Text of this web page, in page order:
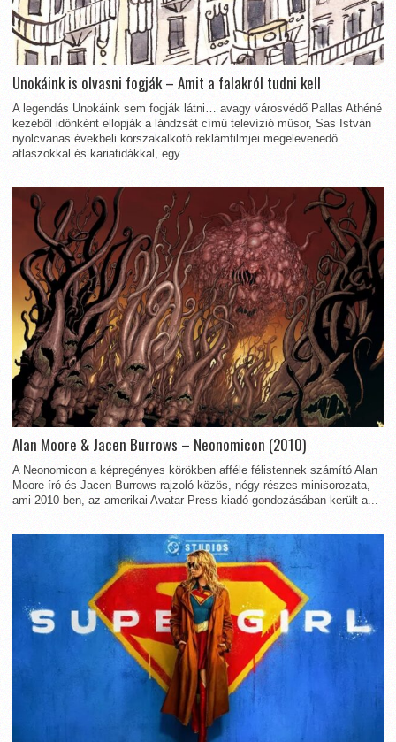
Unokáink is olvasni fogják – Amit a falakról tudni kell
A legendás Unokáink sem fogják látni… avagy városvédő Pallas Athéné
kezéből időnként ellopják a lándzsát című televízió műsor, Sas István
nyolcvanas évekbeli korszakalkotó reklámfilmjei megelevenedő
atlaszokkal és kariatidákkal, egy...
Alan Moore & Jacen Burrows – Neonomicon (2010)
A Neonomicon a képregényes körökben afféle félistennek számító Alan
Moore író és Jacen Burrows rajzoló közös, négy részes minisorozata,
ami 2010-ben, az amerikai Avatar Press kiadó gondozásában került a...